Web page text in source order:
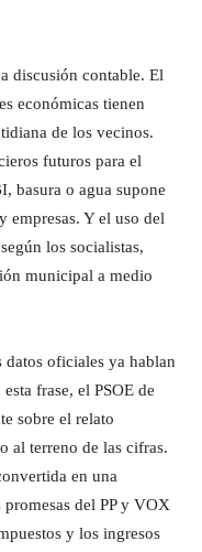
discusión contable. El
económicas tienen
de los vecinos.
futuros para el
basura o agua supone
empresas. Y el uso del
los socialistas,
municipal a medio
datos oficiales ya hablan
frase, el PSOE de
sobre el relato
al terreno de las cifras.
en una
del PP y VOX
y los ingresos